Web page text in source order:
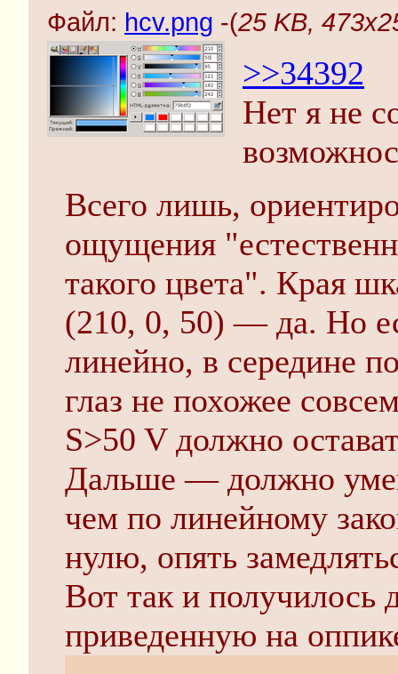
Файл: hcv.png -(25 KB,
>>34392
Нет я не
Всего лишь,
ощущения
такого цвета". Края
(210, 0, 50) — да. Но
линейно, в середине
глаз не похожее
S>50 V должно
Дальше — должно
чем по линейному
нулю, опять
Вот так и получилось
приведенную на